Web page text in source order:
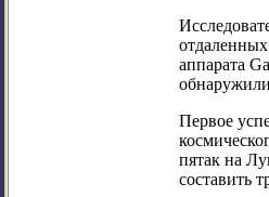
аппарата
Первое
пятак на
составить